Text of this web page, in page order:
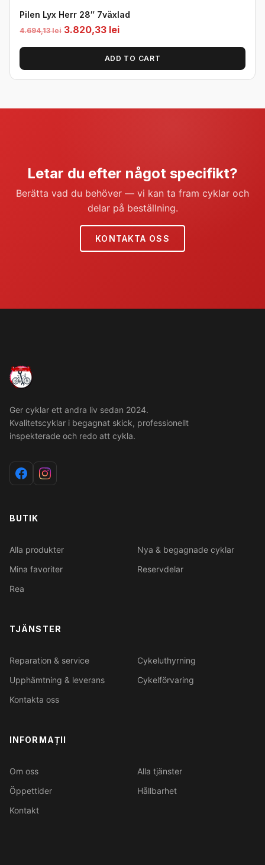
Pilen Lyx Herr 28″ 7växlad
4.694,13lei Original
price
4.694,13
3.820,33 leiCurrent
price
is:
3.820,33
ADD TO CART
Letar du efter något specifikt?
Berätta vad du behöver — vi kan ta fram cyklar och
delar på beställning.
KONTAKTA OSS
Ger cyklar ett andra liv sedan 2024.
Kvalitetscyklar i begagnat skick, professionellt
inspekterade och redo att cykla.
BUTIK
Alla produkter
Nya & begagnade cyklar
Mina favoriter
Reservdelar
Rea
TJÄNSTER
Reparation & service
Cykeluthyrning
Upphämtning & leverans
Cykelförvaring
Kontakta oss
INFORMAȚII
Om oss
Alla tjänster
Öppettider
Hållbarhet
Kontakt